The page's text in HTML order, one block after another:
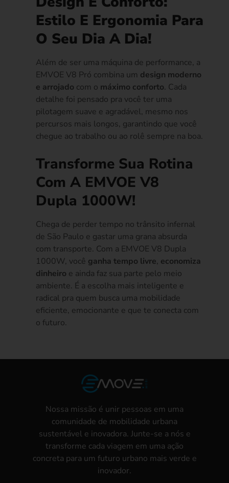
Estilo E Ergonomia Para
O Seu Dia A Dia!
Além de ser uma máquina de performance, a
EMVOE V8 Pró combina um design moderno
e arrojado com o máximo conforto. Cada
detalhe foi pensado pra você ter uma
pilotagem suave e agradável, mesmo nos
percursos mais longos, garantindo que você
chegue ao trabalho ou ao rolê sempre na boa.
Transforme Sua Rotina
Com A EMVOE V8
Dupla 1000W!
Chega de perder tempo no trânsito infernal
de São Paulo e gastar uma grana absurda
com transporte. Com a EMVOE V8 Dupla
1000W, você ganha tempo livre, economiza
dinheiro e ainda faz sua parte pelo meio
ambiente. É a escolha mais inteligente e
radical pra quem busca uma mobilidade
eficiente, emocionante e que te conecta com
o futuro.
Nossa missão é unir pessoas em uma
comunidade de mobilidade urbana
sustentável e inovadora. Junte-se a nós e
transforme cada viagem em uma ação
concreta para um futuro urbano mais verde e
inovador.